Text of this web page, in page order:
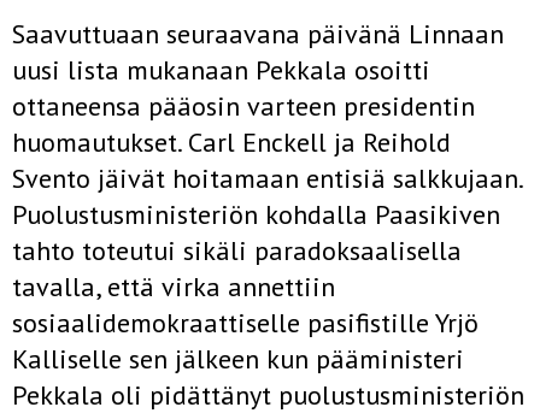
Saavuttuaan seuraavana päivänä Linnaan
uusi lista mukanaan Pekkala osoitti
ottaneensa pääosin varteen presidentin
huomautukset. Carl Enckell ja Reihold
Svento jäivät hoitamaan entisiä salkkujaan.
Puolustusministeriön kohdalla Paasikiven
tahto toteutui sikäli paradoksaalisella
tavalla, että virka annettiin
sosiaalidemokraattiselle pasifistille Yrjö
Kalliselle sen jälkeen kun pääministeri
Pekkala oli pidättänyt puolustusministeriön